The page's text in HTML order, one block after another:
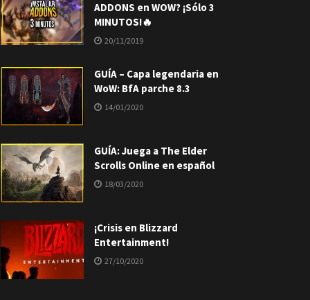
ADDONS en WOW? ¡Sólo 3
MINUTOS!🔥
20/11/2019
GUÍA – Capa legendaria en
WoW: BfA parche 8.3
14/01/2020
GUÍA: Juega a The Elder
Scrolls Online en español
18/03/2020
¡Crisis en Blizzard
Entertainment!
27/10/2020